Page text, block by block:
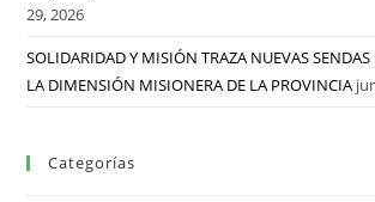
29, 2026
SOLIDARIDAD Y MISIÓN TRAZA NUEVAS SENDAS
LA DIMENSIÓN MISIONERA DE LA PROVINCIA
Categorías